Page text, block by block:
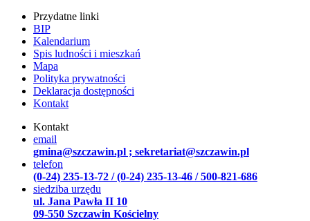
Przydatne linki
BIP
Kalendarium
Spis ludności i mieszkań
Mapa
Polityka prywatności
Deklaracja dostępności
Kontakt
Kontakt
email
gmina@szczawin.pl ; sekretariat@szczawin.pl
telefon
(0-24) 235-13-72 / (0-24) 235-13-46 / 500-821-686
siedziba urzędu
ul. Jana Pawła II 10
09-550 Szczawin Kościelny